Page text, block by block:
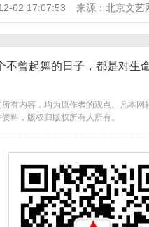
02 17:07:53 来源：北京文
起舞的日子，都是对生命
有内容，均为原作者的观点。凡本网
料，版权归版权所有人所有。